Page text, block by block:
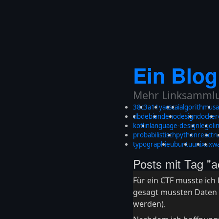
Ein Blog
Mehr
38c3a11yacscaialgorithmus
dbdebiandenodesigndocker
kotlinlanguage-designlego
probabilistischpythonreact
typographieubuntuunixux
Posts mit Tag
Für ein CTF musste
gesagt mussten
werden).